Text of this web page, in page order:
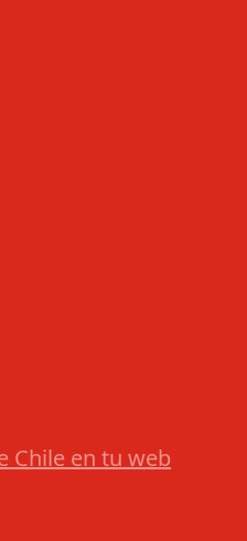
Chile en tu web